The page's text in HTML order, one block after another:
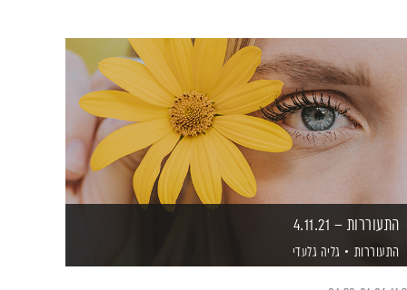
התעוררות – 4.11.21
התעוררות גליה גלעדי